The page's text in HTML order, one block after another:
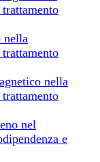
nella
nella
nel
e